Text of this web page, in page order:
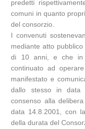
predetti
comuni in quanto
del consorzio.
I convenuti
mediante atto
di 10 anni, e che in
continuato ad
manifestato e
dallo stesso in data
consenso alla
data 14.8.2001, con
della durata del